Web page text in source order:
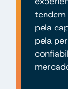
tendem
pela
pela